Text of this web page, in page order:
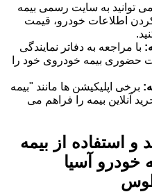
می توانید به سایت رسمی بیمه
کردن اطلاعات خودرو، قیمت
با مراجعه به دفاتر نمایندگی
حضوری بیمه خودروی خود را
برخی اپلیکیشن ها مانند "بیمه
آنلاین بیمه را فراهم می
و استفاده از بیمه
خودرو آسیا